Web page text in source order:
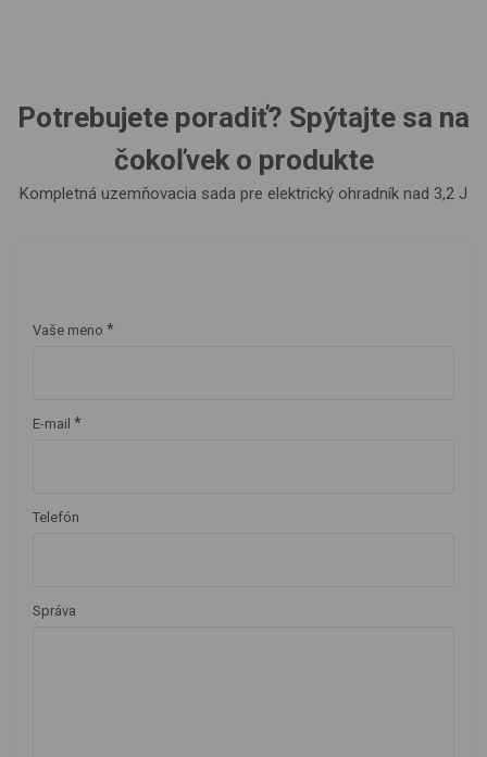
Potrebujete poradiť? Spýtajte sa na
čokoľvek o produkte
Kompletná uzemňovacia sada pre elektrický ohradník nad 3,2 J
Vaše meno *
E-mail *
Telefón
Správa